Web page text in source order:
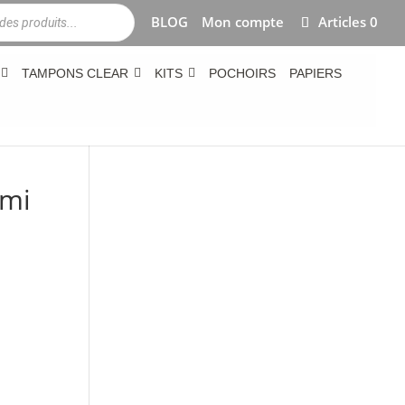
BLOG Mon compte Articles 0
TAMPONS CLEAR KITS POCHOIRS PAPIERS